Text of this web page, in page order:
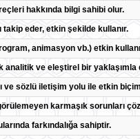
hakkında bilgi sahibi olur.
eder, etkin şekilde kullanır.
animasyon vb.) etkin
analitik ve eleştirel bir
sözlü iletişim yolu ile etkin
karmaşık sorunları
farkındalığa sahiptir.